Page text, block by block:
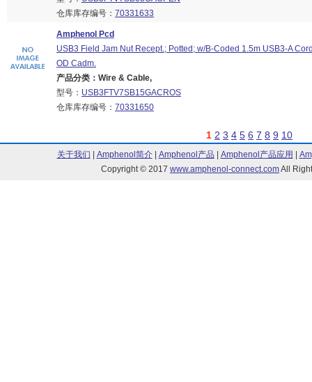
仓库库存编号： 70331633
Amphenol Pcd
USB3 Field Jam Nut Recept.; Potted; w/B-Coded 1.5m USB3-A
OD Cadm.
产品分类：Wire & Cable,
型号： USB3FTV7SB15GACROS
仓库库存编号： 70331650
1 2 3 4 5 6 7 8 9 10
关于我们 Amphenol简介| Amphenol产品 Amphenol产品应用
Copyright © 2017 www.amphenol-connect.comAll